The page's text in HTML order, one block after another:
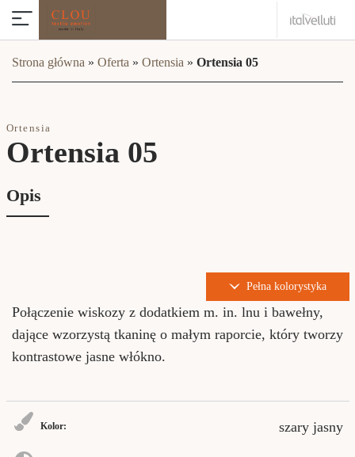
Strona główna » Oferta » Ortensia » Ortensia 05
Ortensia
Ortensia 05
Opis
Pełna kolorystyka
Połączenie wiskozy z dodatkiem m. in. lnu i bawełny,
dające wzorzystą tkaninę o małym raporcie, który tworzy
kontrastowe jasne włókno.
Kolor: szary jasny